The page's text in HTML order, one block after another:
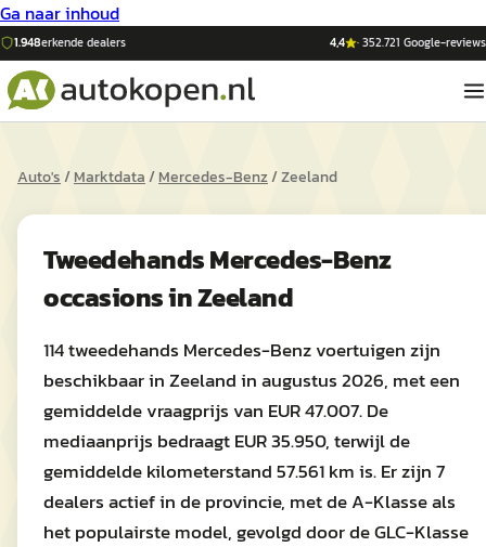
Ga naar inhoud
1.948erkende dealers 4,4 ·352.721 Google-reviews
Auto's/Marktdata/Mercedes-Benz/Zeeland
TweedehandsMercedes-Benz
occasions inZeeland
114 tweedehands Mercedes-Benz voertuigen zijn
beschikbaar in Zeeland in augustus 2026, met een
gemiddelde vraagprijs van EUR 47.007. De
mediaanprijs bedraagt EUR 35.950, terwijl de
gemiddelde kilometerstand 57.561 km is. Er zijn 7
dealers actief in de provincie, met de A-Klasse als
het populairste model, gevolgd door de GLC-Klasse